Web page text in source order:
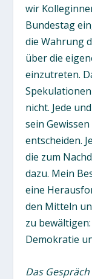
wir
Bundestag
die Wahrung
über die
einzutreten.
nicht. Jede
sein
entscheiden.
die zum
dazu. Mein
eine
den Mitteln
zu
Demokratie
Das